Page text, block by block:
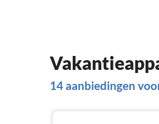
14 aanbiedingen